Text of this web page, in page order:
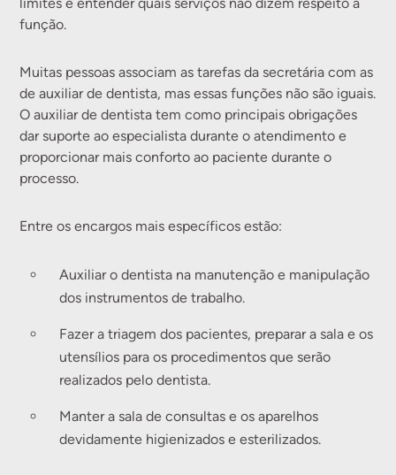
função.
Muitas pessoas associam as tarefas da secretária com as
de auxiliar de dentista, mas essas funções não são iguais.
O auxiliar de dentista tem como principais obrigações
dar suporte ao especialista durante o atendimento e
proporcionar mais conforto ao paciente durante o
processo.
Entre os encargos mais específicos estão:
Auxiliar o dentista na manutenção e manipulação
dos instrumentos de trabalho.
Fazer a triagem dos pacientes, preparar a sala e os
utensílios para os procedimentos que serão
realizados pelo dentista.
Manter a sala de consultas e os aparelhos
devidamente higienizados e esterilizados.